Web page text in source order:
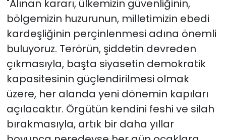
"Alınan kararı, ülkemizin güvenliğinin,
bölgemizin huzurunun, milletimizin ebedi
kardeşliğinin perçinlenmesi adına önemli
buluyoruz. Terörün, şiddetin devreden
çıkmasıyla, başta siyasetin demokratik
kapasitesinin güçlendirilmesi olmak
üzere, her alanda yeni dönemin kapıları
açılacaktır. Örgütün kendini feshi ve silah
bırakmasıyla, artık bir daha yıllar